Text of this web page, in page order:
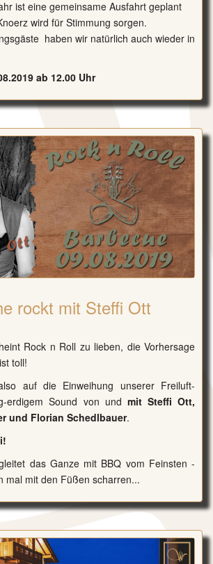
ist eine gemeinsame Ausfahrt geplant
wird für Stimmung sorgen.
haben wir natürlich auch wieder in
ab 12.00 Uhr
rockt mit Steffi Ott
Rock n Roll zu lieben, die Vorhersage
toll!
auf die Einweihung unserer Freiluft-
erdigem Sound von und mit Steffi Ott,
und Florian Schedlbauer.
das Ganze mit BBQ vom Feinsten -
mal mit den Füßen scharren...